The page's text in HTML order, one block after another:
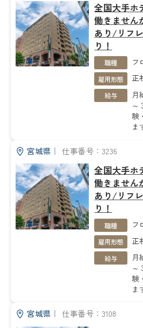
全国大手ホ
働きません
あり/リフ
り！
職種 フ
雇用形態 正
給与
月
～
験
ま
宮城県｜ 仕事番号：3236
全国大手ホ
働きません
あり/リフ
り！
職種 フ
雇用形態 正
給与
月
～
験
ま
宮城県｜ 仕事番号：3108